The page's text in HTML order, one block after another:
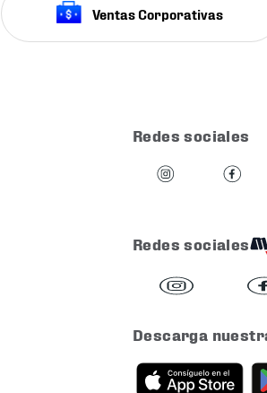
Ventas Corporativas
Redes sociales
Redes sociales
Descarga